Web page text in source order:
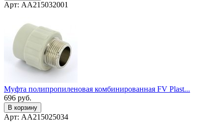
Арт: AA215032001
Муфта полипропиленовая комбинированная FV Plast...
696 руб.
В корзину
Арт: AA215025034